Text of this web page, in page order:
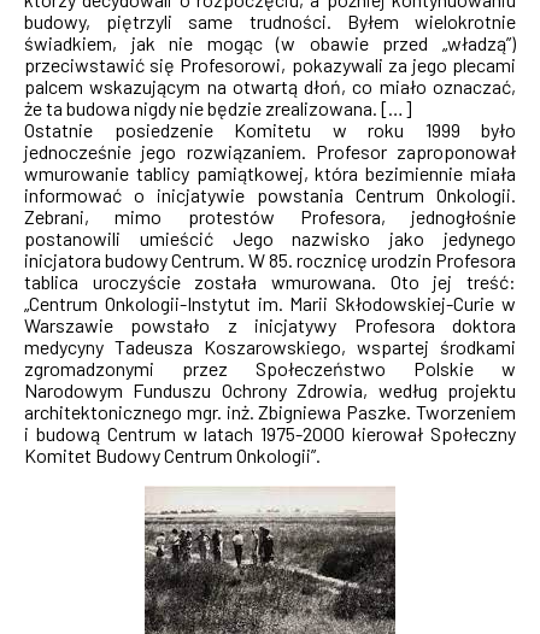
budowy, piętrzyli same trudności. Byłem wielokrotnie
świadkiem, jak nie mogąc (w obawie przed „władzą”)
przeciwstawić się Profesorowi, pokazywali za jego plecami
palcem wskazującym na otwartą dłoń, co miało oznaczać,
że ta budowa nigdy nie będzie zrealizowana. […]
Ostatnie posiedzenie Komitetu w roku 1999 było
jednocześnie jego rozwiązaniem. Profesor zaproponował
wmurowanie tablicy pamiątkowej, która bezimiennie miała
informować o inicjatywie powstania Centrum Onkologii.
Zebrani, mimo protestów Profesora, jednogłośnie
postanowili umieścić Jego nazwisko jako jedynego
inicjatora budowy Centrum. W 85. rocznicę urodzin Profesora
tablica uroczyście została wmurowana. Oto jej treść:
„Centrum Onkologii-Instytut im. Marii Skłodowskiej-Curie w
Warszawie powstało z inicjatywy Profesora doktora
medycyny Tadeusza Koszarowskiego, wspartej środkami
zgromadzonymi przez Społeczeństwo Polskie w
Narodowym Funduszu Ochrony Zdrowia, według projektu
architektonicznego mgr. inż. Zbigniewa Paszke. Tworzeniem
i budową Centrum w latach 1975-2000 kierował Społeczny
Komitet Budowy Centrum Onkologii”.